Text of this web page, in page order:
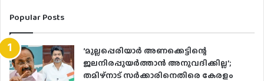
Popular Posts
‘മുല്ലപ്പെരിയാർ അണക്കെട്ടിന്റെ
ജലനിരപ്പുയർത്താൻ അനുവദിക്കില്ല’;
തമിഴ്‌നാട് സർക്കാരിനെതിരെ കേരളം